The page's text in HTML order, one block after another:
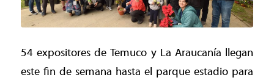
54 expositores de Temuco y La Araucanía llegan
este fin de semana hasta el parque estadio para